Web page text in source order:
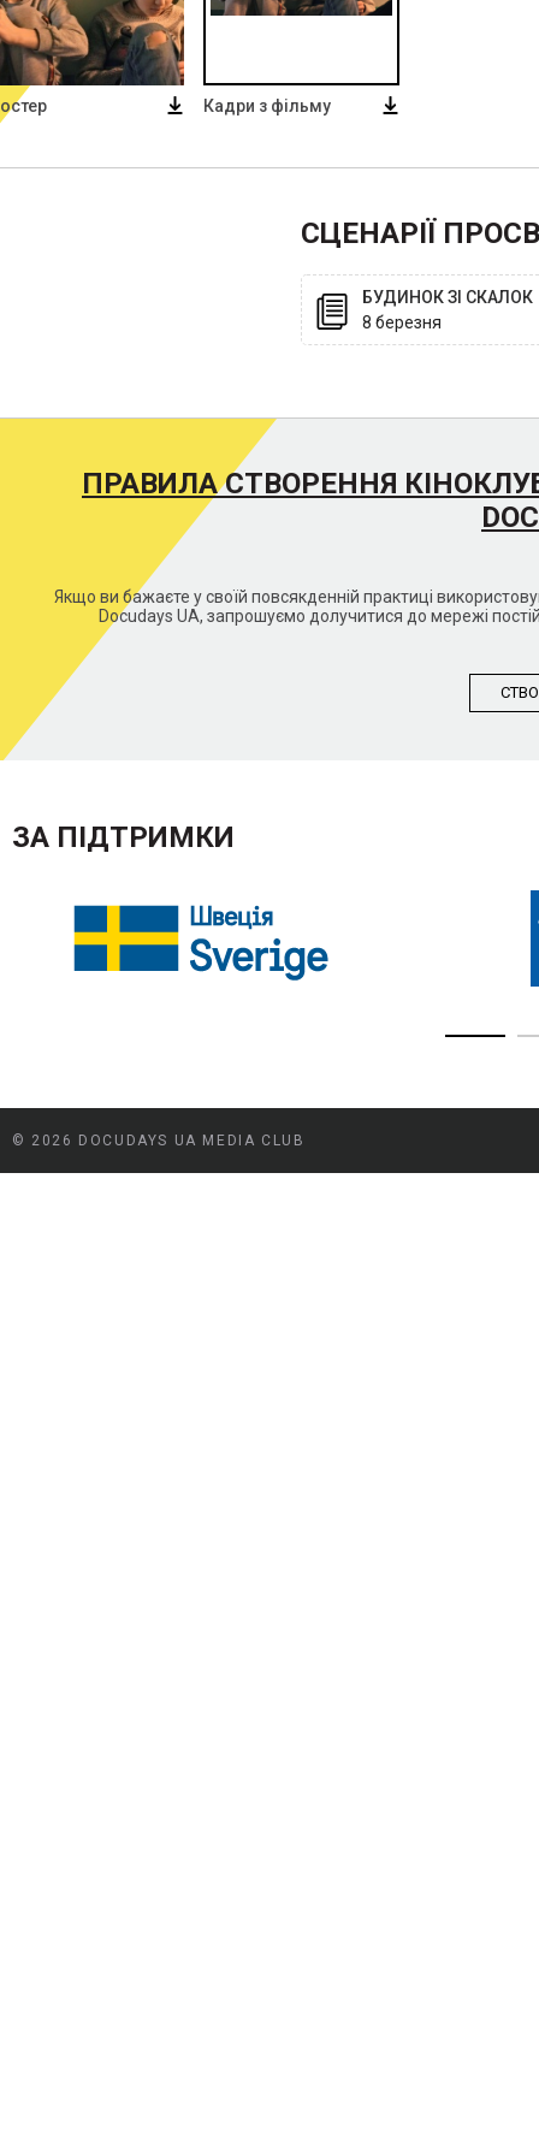
Кадри з фільму
СЦЕНАРІЇ
БУДИНОК ЗІ СКАЛОК
8 березня
ПРАВИЛА СТВОРЕННЯ
Якщо ви бажаєте у своїй повсякденній практиці
Docudays UA, запрошуємо долучитися до мережі
ЗА ПІДТРИМКИ
© 2026 DOCUDAYS UA MEDIA CLUB